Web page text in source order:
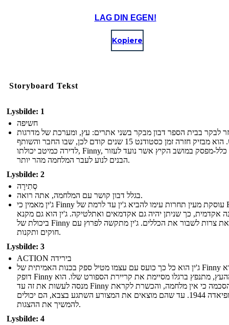
LAG DIN EGEN!
Kopiere
Storyboard Tekst
Lysbilde: 1
חשיפה
לבקר בבית הספר דבון מבקר בשני אתרים: עץ, ומערכת של מדרגות
שיש. הוא מבזיק חזרה זמן כסטודנט 15 שנים קודם לכן, שבו החבר והשותף
לדירה כמיטב יכולתו, Finny, הוא כלל-מפסק במושב הקיץ אשר נועד לעזור
הבנים לנוע לעבר המלחמה מהר יותר.
Lysbilde: 2
סְתִירָה
בגלל דבון קושר עם המלחמה, אתה רואה.
ג'ין מאמין כי Finny עוסקת מעין תחרות עימו להביא ג'ין עד לרמת של Finny
אקדמית, כך שניתן יהיה גם אקדמאים ואתלטיקה. ג'ין הוא גם מקנא
ביכולת של Finny לצאת צרות לשבור את הכללים. ג'ין מתקשה לפרוץ עם
חוקים ותקנות.
Lysbilde: 3
ACTION בירידה
ג'ין הוא כל כך כועס עם עצמו מטיל ספק בכנות האמיתית של Finny שהוא
דופק Finny מהעץ, מתנפץ ברגלו מסיימת את קריירת הספורט שלו. הוא
מנסה לעשות את זה עד Finny ידי הסכמה כי אין מלחמה, והכשרת לקראת
האולימפיאדה 1944. עד שהם מוצאים את המצורע השתגע בצבא, הם יכולים
להמשיך את ההצגות.
Lysbilde: 4